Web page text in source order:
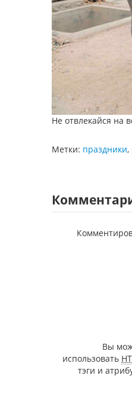
Не отвлекайся на
Метки: праздники,
Вы
использовать
тэги и